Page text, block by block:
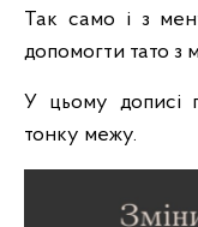
Так само і з
допомогти тато з
У цьому дописі
тонку межу.